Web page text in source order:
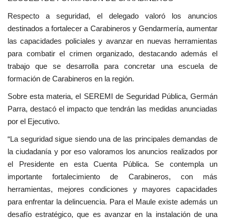
Respecto a seguridad, el delegado valoró los anuncios
destinados a fortalecer a Carabineros y Gendarmería, aumentar
las capacidades policiales y avanzar en nuevas herramientas
para combatir el crimen organizado, destacando además el
trabajo que se desarrolla para concretar una escuela de
formación de Carabineros en la región.
Sobre esta materia, el SEREMI de Seguridad Pública, Germán
Parra, destacó el impacto que tendrán las medidas anunciadas
por el Ejecutivo.
“La seguridad sigue siendo una de las principales demandas de
la ciudadanía y por eso valoramos los anuncios realizados por
el Presidente en esta Cuenta Pública. Se contempla un
importante fortalecimiento de Carabineros, con más
herramientas, mejores condiciones y mayores capacidades
para enfrentar la delincuencia. Para el Maule existe además un
desafío estratégico, que es avanzar en la instalación de una